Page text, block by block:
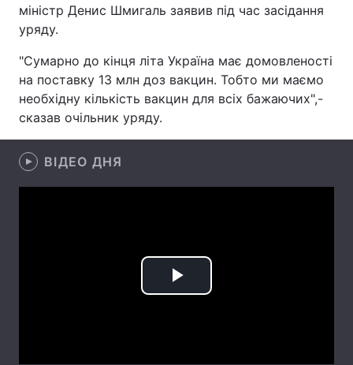
Економіка Світ
Техно і зв'язок Лайт
Зброя
Здоров'я
Цікавинки Погода
міністр Денис Шмигаль заявив під час засідання
уряду.
"Сумарно до кінця літа Україна має домовленості
на поставку 13 млн доз вакцин. Тобто ми маємо
необхідну кількість вакцин для всіх бажаючих",-
сказав очільник уряду.
ВІДЕО ДНЯ
Play